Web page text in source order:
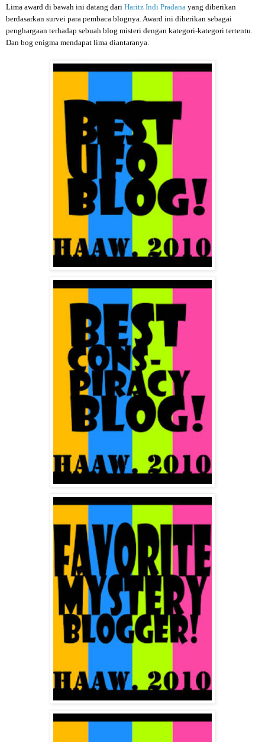
Lima award di bawah ini datang dari Haritz Indi Pradana yang diberikan
berdasarkan survei para pembaca blognya. Award ini diberikan sebagai
penghargaan terhadap sebuah blog misteri dengan kategori-kategori tertentu.
Dan bog enigma mendapat lima diantaranya.